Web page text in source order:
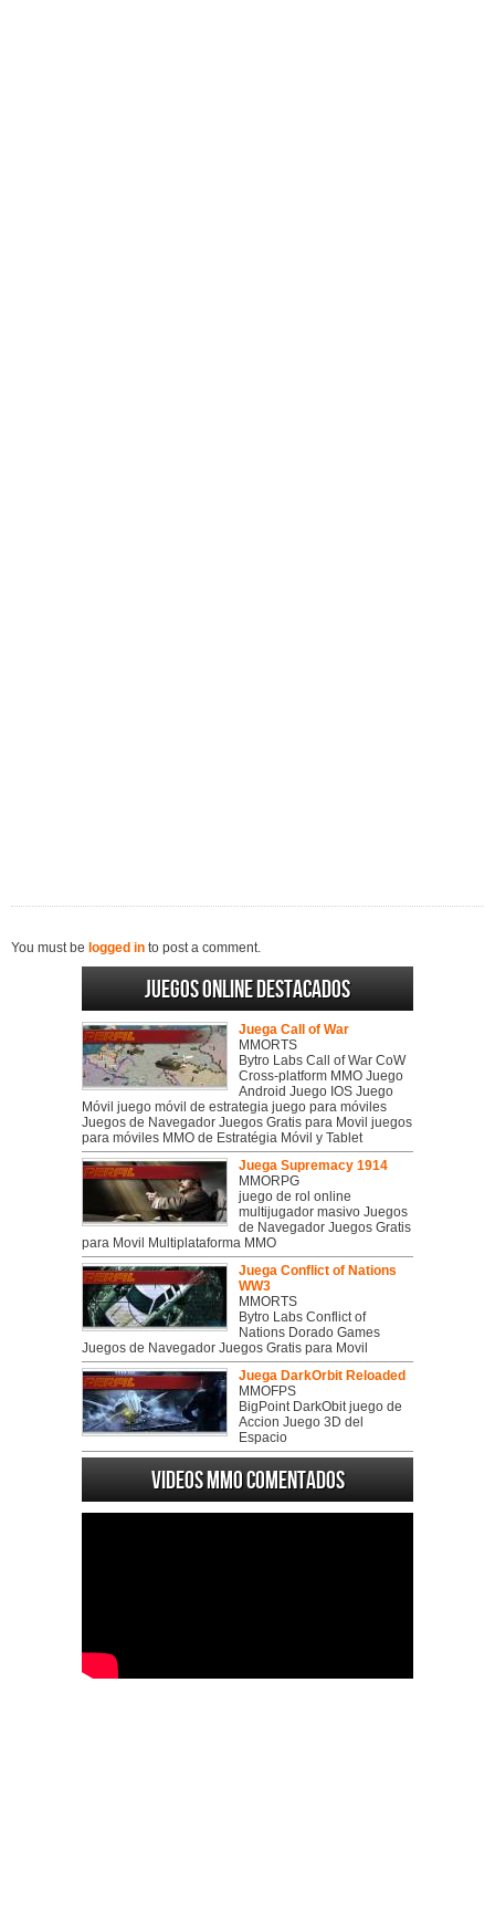
You must be logged in to post a comment.
Juegos online destacados
Juega Call of War
MMORTS
Bytro Labs Call of War CoW
Cross-platform MMO Juego
Android Juego IOS Juego
Móvil juego móvil de estrategia juego para móviles
Juegos de Navegador Juegos Gratis para Movil juegos
para móviles MMO de Estratégia Móvil y Tablet
Juega Supremacy 1914
MMORPG
juego de rol online
multijugador masivo Juegos
de Navegador Juegos Gratis
para Movil Multiplataforma MMO
Juega Conflict of Nations
WW3
MMORTS
Bytro Labs Conflict of
Nations Dorado Games
Juegos de Navegador Juegos Gratis para Movil
Juega DarkOrbit Reloaded
MMOFPS
BigPoint DarkObit juego de
Accion Juego 3D del
Espacio
Videos MMO Comentados